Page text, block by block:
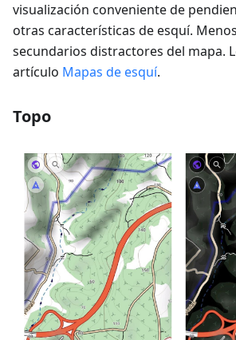
visualización conveniente de
otras características de esquí.
secundarios distractores del mapa.
artículo Mapas de esquí.
Topo